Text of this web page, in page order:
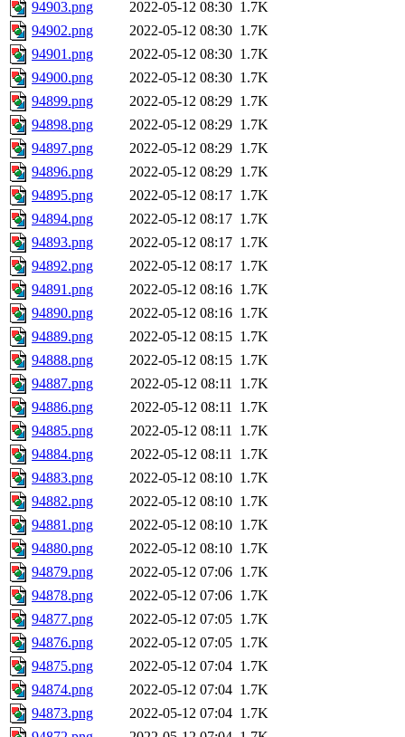
94903.png 2022-05-12 08:30 1.7K
94902.png
2022-05-12 08:30 1.7K
94901.png
2022-05-12 08:30 1.7K
94900.png
2022-05-12 08:30 1.7K
94899.png
2022-05-12 08:29 1.7K
94898.png
2022-05-12 08:29 1.7K
94897.png
2022-05-12 08:29 1.7K
94896.png
2022-05-12 08:29 1.7K
94895.png
2022-05-12 08:17 1.7K
94894.png
2022-05-12 08:17 1.7K
94893.png
2022-05-12 08:17 1.7K
94892.png
2022-05-12 08:17 1.7K
94891.png
2022-05-12 08:16 1.7K
94890.png
2022-05-12 08:16 1.7K
94889.png
2022-05-12 08:15 1.7K
94888.png
2022-05-12 08:15 1.7K
94887.png
2022-05-12 08:11 1.7K
94886.png
2022-05-12 08:11 1.7K
94885.png
2022-05-12 08:11 1.7K
94884.png
2022-05-12 08:11 1.7K
94883.png
2022-05-12 08:10 1.7K
94882.png
2022-05-12 08:10 1.7K
94881.png
2022-05-12 08:10 1.7K
94880.png
2022-05-12 08:10 1.7K
94879.png
2022-05-12 07:06 1.7K
94878.png
2022-05-12 07:06 1.7K
94877.png
2022-05-12 07:05 1.7K
94876.png
2022-05-12 07:05 1.7K
94875.png
2022-05-12 07:04 1.7K
94874.png
2022-05-12 07:04 1.7K
94873.png
2022-05-12 07:04 1.7K